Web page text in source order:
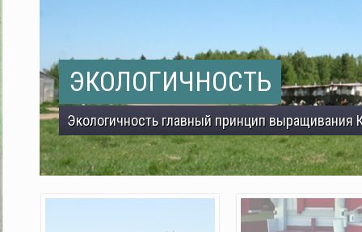
ЭКОЛОГИЧНОСТЬ
Экологичность главный принцип выращивания